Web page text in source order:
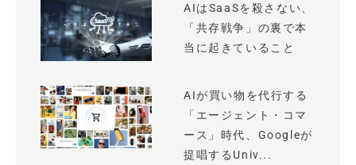
AIはSaaSを殺さない、
「共存戦争」の裏で本
当に起きていること
AIが買い物を代行する
「エージェント・コマ
ース」時代、Googleが
提唱するUniv...